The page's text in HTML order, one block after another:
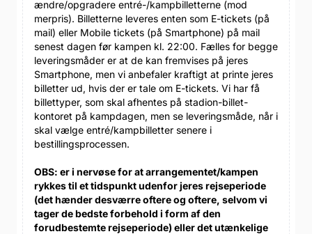
ændre/opgradere entré-/kampbilletterne (mod
merpris). Billetterne leveres enten som E-tickets (på
mail) eller Mobile tickets (på Smartphone) på mail
senest dagen før kampen kl. 22:00. Fælles for begge
leveringsmåder er at de kan fremvises på jeres
Smartphone, men vi anbefaler kraftigt at printe jeres
billetter ud, hvis der er tale om E-tickets. Vi har få
billettyper, som skal afhentes på stadion-billet-
kontoret på kampdagen, men se leveringsmåde, når i
skal vælge entré/kampbilletter senere i
bestillingsprocessen.
OBS: er i nervøse for at arrangementet/kampen
rykkes til et tidspunkt udenfor jeres rejseperiode
(det hænder desværre oftere og oftere, selvom vi
tager de bedste forbehold i form af den
forudbestemte rejseperiode) eller det utænkelige